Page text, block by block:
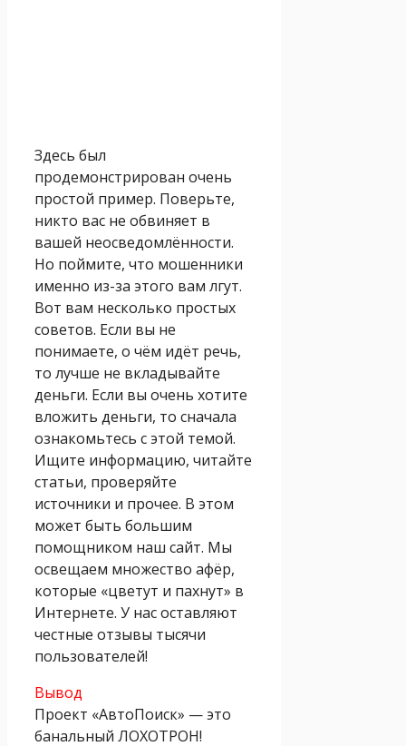
Здесь был
продемонстрирован очень
простой пример. Поверьте,
никто вас не обвиняет в
вашей неосведомлённости.
Но поймите, что мошенники
именно из-за этого вам лгут.
Вот вам несколько простых
советов. Если вы не
понимаете, о чём идёт речь,
то лучше не вкладывайте
деньги. Если вы очень хотите
вложить деньги, то сначала
ознакомьтесь с этой темой.
Ищите информацию, читайте
статьи, проверяйте
источники и прочее. В этом
может быть большим
помощником наш сайт. Мы
освещаем множество афёр,
которые «цветут и пахнут» в
Интернете. У нас оставляют
честные отзывы тысячи
пользователей!
Вывод
Проект «АвтоПоиск» — это
банальный ЛОХОТРОН!